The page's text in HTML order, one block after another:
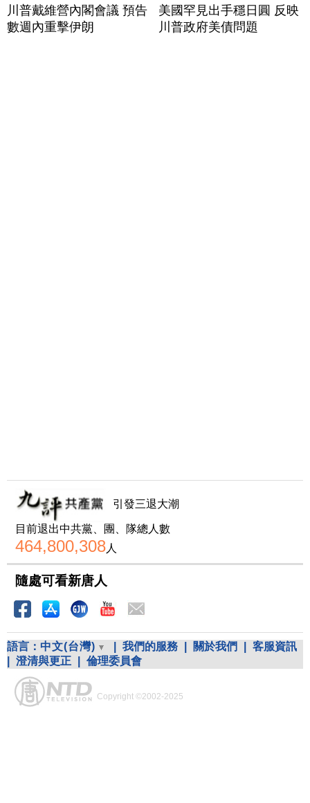
川普戴維營內閣會議 預告
數週內重擊伊朗
美國罕見出手穩日圓 反映
川普政府美債問題
引發三退大潮
目前退出中共黨、團、隊總人數
464,800,308人
隨處可看新唐人
語言： 中文(台灣) 我們的服務 關於我們
客服資訊
澄清與更正 倫理委員會
Copyright ©2002-2025